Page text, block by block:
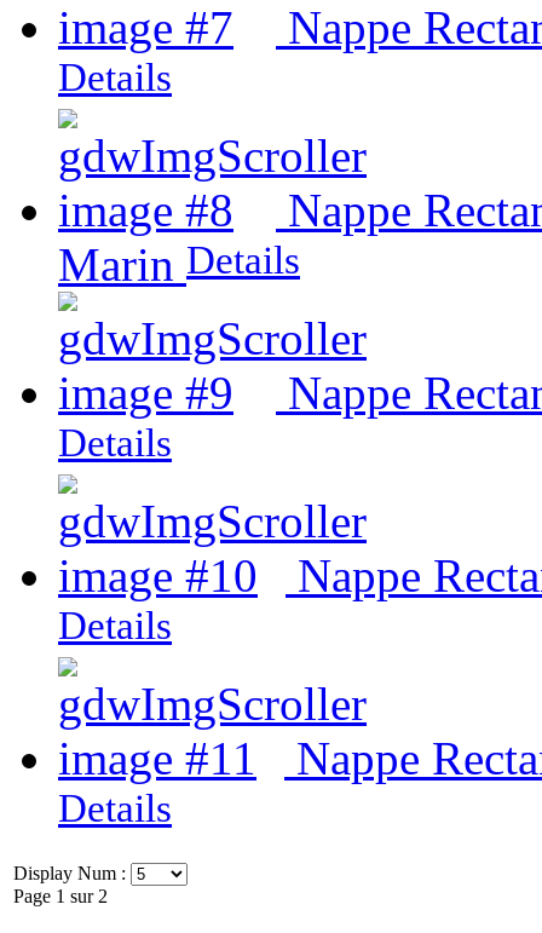
Nappe
Details
Nappe
Marin Details
Nappe
Details
Nappe
Details
Nappe
Details
Display Num :
Page 1 sur 2